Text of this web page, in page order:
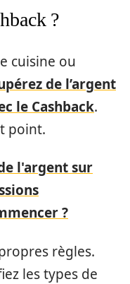
?
cuisine ou
de l’argent
le Cashback.
point.
l'argent sur
?
règles.
les types de